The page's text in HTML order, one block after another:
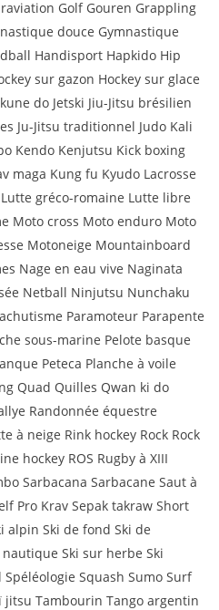
Golf Gouren Grappling
douce Gymnastique
Handisport Hapkido Hip
sur gazon Hockey sur glace
do Jetski Jiu-Jitsu brésilien
Ju-Jitsu traditionnel Judo Kali
Kendo Kenjutsu Kick boxing
maga Kung fu Kyudo Lacrosse
gréco-romaine Lutte libre
Moto cross Moto enduro Moto
Motoneige Mountainboard
Nage en eau vive Naginata
Netball Ninjutsu Nunchaku
Paramoteur Parapente
sous-marine Pelote basque
Peteca Planche à voile
Quad Quilles Qwan ki do
Randonnée équestre
à neige Rink hockey Rock Rock
hockey ROS Rugby à XIII
Sarbacana Sarbacane Saut à
Pro Krav Sepak takraw Short
alpin Ski de fond Ski de
Ski sur herbe Ski
Squash Sumo Surf
jitsu Tambourin Tango argentin